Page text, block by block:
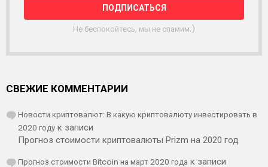
К
Не беспокойтесь, мы не спамим;)
СВЕЖИЕ КОММЕНТАРИИ
Новости криптовалют: В какую криптовалюту инвестировать в
2020 году к записи
Прогноз стоимости криптовалюты Prizm на 2020 год
Прогноз стоимости Bitcoin на март 2020 года к записи